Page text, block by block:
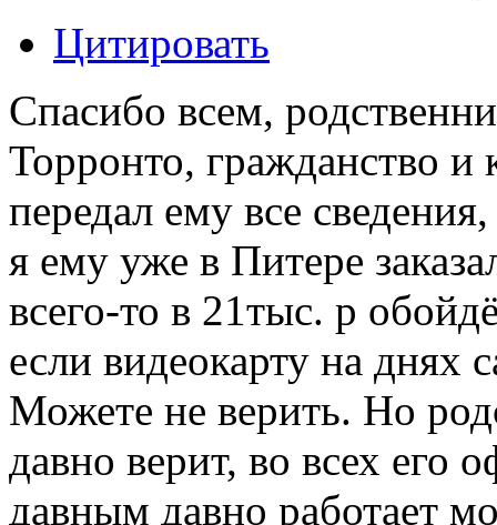
Цитировать
Спасибо всем,
Торронто, гражданство и
передал ему все
я ему уже в Питере
всего-то в 21тыс. р
если видеокарту на днях
Можете не верить. Но
давно верит, во всех его
давным давно работает